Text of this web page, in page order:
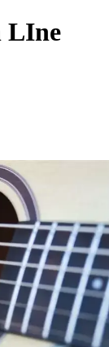
LIne